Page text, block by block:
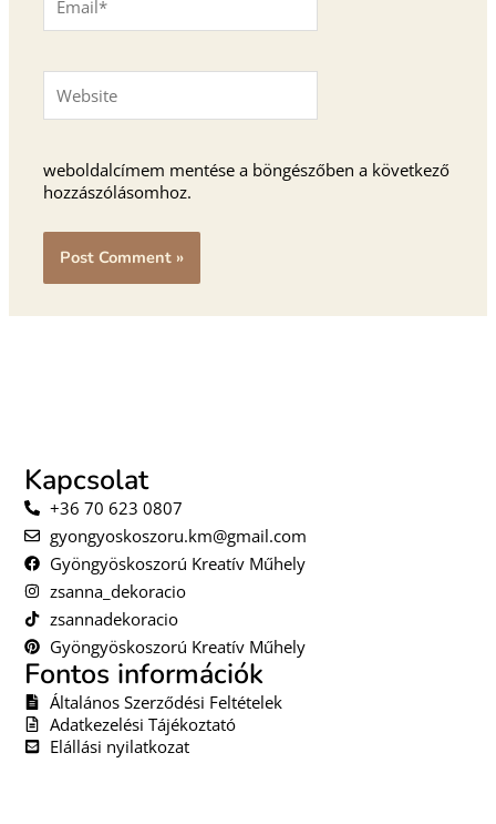
weboldalcímem mentése a böngészőben a következő
hozzászólásomhoz.
Kapcsolat
+36 70 623 0807
gyongyoskoszoru.km@gmail.com
Gyöngyöskoszorú Kreatív Műhely
zsanna_dekoracio
zsannadekoracio
Gyöngyöskoszorú Kreatív Műhely
Fontos információk
Általános Szerződési Feltételek
Adatkezelési Tájékoztató
Elállási nyilatkozat